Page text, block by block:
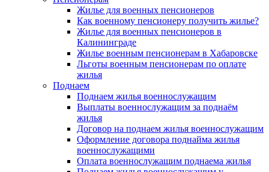
Жилье для военных пенсионеров
Как военному пенсионеру получить жилье?
Жилье для военных пенсионеров в
Калининграде
Жилье военным пенсионерам в Хабаровске
Льготы военным пенсионерам по оплате
жилья
Поднаем
Поднаем жилья военнослужащим
Выплаты военнослужащим за поднаём
жилья
Договор на поднаем жилья военнослужащим
Оформление договора поднайма жилья
военнослужащими
Оплата военнослужащим поднаема жилья